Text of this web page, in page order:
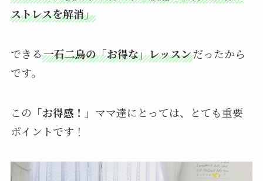
ストレスを解消」
できる一石二鳥の「お得な」レッスンだったから
です。
この 「お得感！」 ママ達にとっては、とても重要
ポイントです！